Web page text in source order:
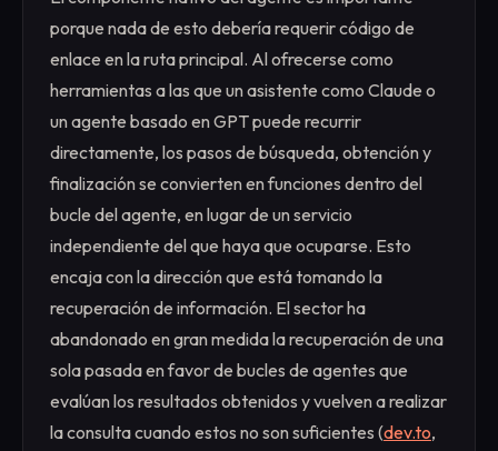
porque nada de esto debería requerir código de
enlace en la ruta principal. Al ofrecerse como
herramientas a las que un asistente como Claude o
un agente basado en GPT puede recurrir
directamente, los pasos de búsqueda, obtención y
finalización se convierten en funciones dentro del
bucle del agente, en lugar de un servicio
independiente del que haya que ocuparse. Esto
encaja con la dirección que está tomando la
recuperación de información. El sector ha
abandonado en gran medida la recuperación de una
sola pasada en favor de bucles de agentes que
evalúan los resultados obtenidos y vuelven a realizar
la consulta cuando estos no son suficientes (dev.to,